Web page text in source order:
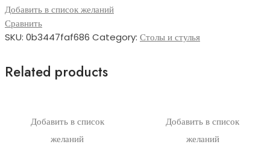
Добавить в список желаний
Сравнить
SKU: 0b3447faf686 Category: Столы и стулья
Related products
Добавить в список
желаний
Добавить в список
желаний